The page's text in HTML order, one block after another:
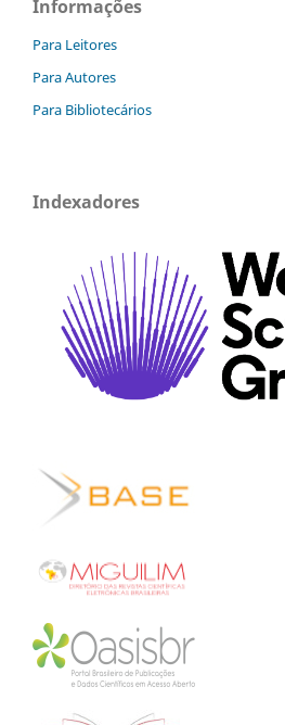
Informações
Para Leitores
Para Autores
Para Bibliotecários
Indexadores